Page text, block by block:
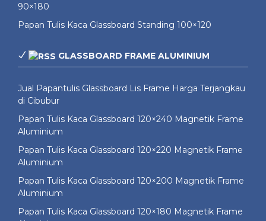
90×180
Papan Tulis Kaca Glassboard Standing 100×120
GLASSBOARD FRAME ALUMINIUM
Jual Papantulis Glassboard Lis Frame Harga Terjangkau
di Cibubur
Papan Tulis Kaca Glassboard 120×240 Magnetik Frame
Aluminium
Papan Tulis Kaca Glassboard 120×220 Magnetik Frame
Aluminium
Papan Tulis Kaca Glassboard 120×200 Magnetik Frame
Aluminium
Papan Tulis Kaca Glassboard 120×180 Magnetik Frame